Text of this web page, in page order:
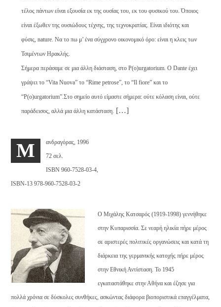
τέλος πάντων είναι εξουσία εκ της ουσίας του, εκ του φυσικού του. Όποιος
είναι έξωθεν της ουσιώδους τέχνης, της τεχνοκρατίας. Είναι ιδιότης και
φύσις, nature. Να το πω μ’ ένα σύγχρονο οικονομικό όρο: είναι η κλεις των
Τσιμέντων Ηρακλής.
Σήμερα περάσαμε σε μια άλλη διάσταση, στο P(o)urgatorium. Ο Dante έχει
γράψει το “Vita Nuova” το “Rime petrose”, το “Il fiore” και το
“P(o)urgatorium”.Στο σημείο αυτό είμαστε σήμερα: ούτε κόλαση είναι, ούτε
παράδεισος, αλλά μια άλλη κατάσταση. […]
M
ανδραγόρας, 1996
72 σελ.
ISBN 960-7528-03-4,
ISBN-13 978-960-7528-03-2
Ο Μιχάλης Κατσαρός (1919-1998) γεννήθηκε
στην Κυπαρισσία. Σε νεαρή ηλικία πήρε μέρος
σε αριστερές πολιτικές οργανώσεις και κατά τη
διάρκεια της γερμανικής κατοχής πήρε μέρος
στην Εθνική Αντίσταση. Το 1945
εγκαταστάθηκε στην Αθήνα και έζησε για
πολλά χρόνια σε δύσκολες συνθήκες, ασκώντας διάφορα βιοποριστικά επαγγέλματα,